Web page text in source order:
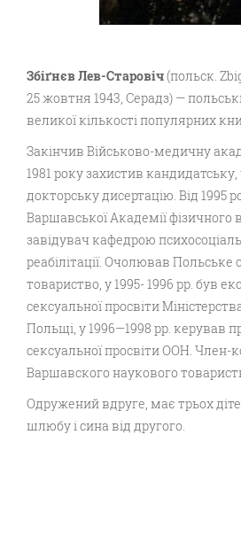
Збіґнєв Лев-Старовіч(польск.
25 жовтня 1943, Серадз) —
великої кількості популярних
Закінчив Військово-медичну
1981 року захистив кандидатську,
докторську дисертацію. Від 1995
Варшавської Академії фізичного
завідувач кафедрою
реабілітації. Очолював Польське
товариство, у 1995- 1996 рр. був
сексуальної просвіти
Польщі, у 1996—1998 рр. керував
сексуальної просвіти ООН. Член-
Варшавского наукового
Одружений вдруге, має трьох
шлюбу і сина від другого.